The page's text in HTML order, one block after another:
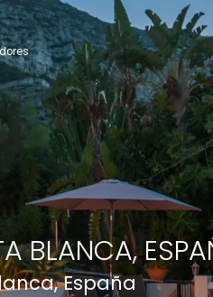
BLANCA,
España